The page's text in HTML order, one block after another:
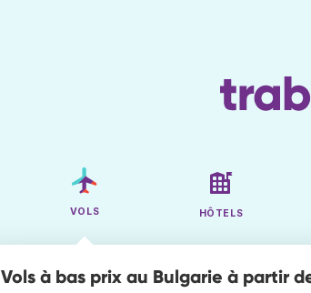
VOLS HÔTELS
Vols à bas prix au Bulgarie à partir